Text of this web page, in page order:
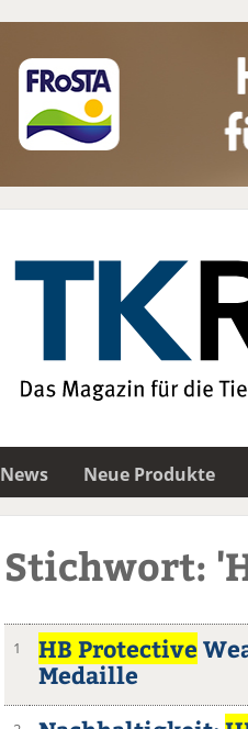
News Neue Produkte
Stichwort:
1 HB Protective
Medaille